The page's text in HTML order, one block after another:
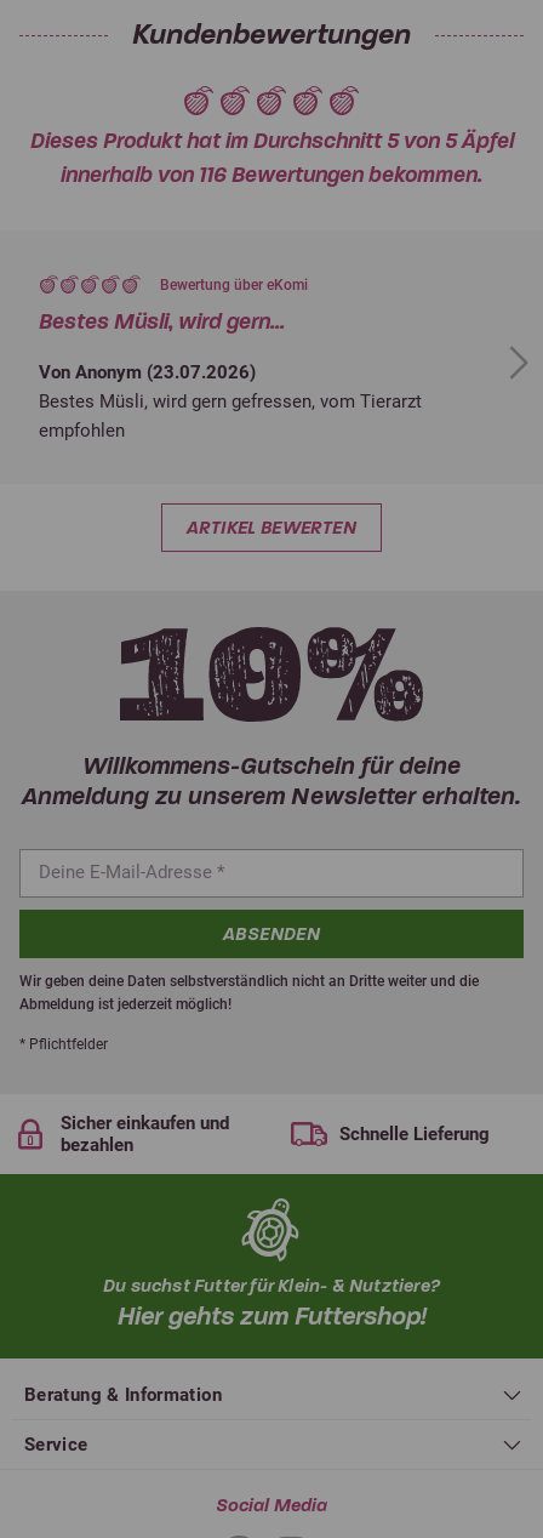
Kundenbewertungen
Dieses Produkt hat im Durchschnitt 5 von 5 Äpfel
innerhalb von 116 Bewertungen bekommen.
Bewertung über eKomi
Bestes Müsli, wird gern...
Von Anonym (23.07.2026)
Bestes Müsli, wird gern gefressen, vom Tierarzt
empfohlen
Next
ARTIKEL BEWERTEN
Willkommens-Gutschein für deine
Anmeldung zu unserem Newsletter erhalten.
ABSENDEN
Wir geben deine Daten selbstverständlich nicht an Dritte weiter und die
Abmeldung ist jederzeit möglich!
* Pflichtfelder
Sicher einkaufen und
bezahlen
Schnelle Lieferung
Du suchst Futter für Klein- & Nutztiere?
Hier gehts zum Futtershop!
Beratung & Information
Service
Social Media